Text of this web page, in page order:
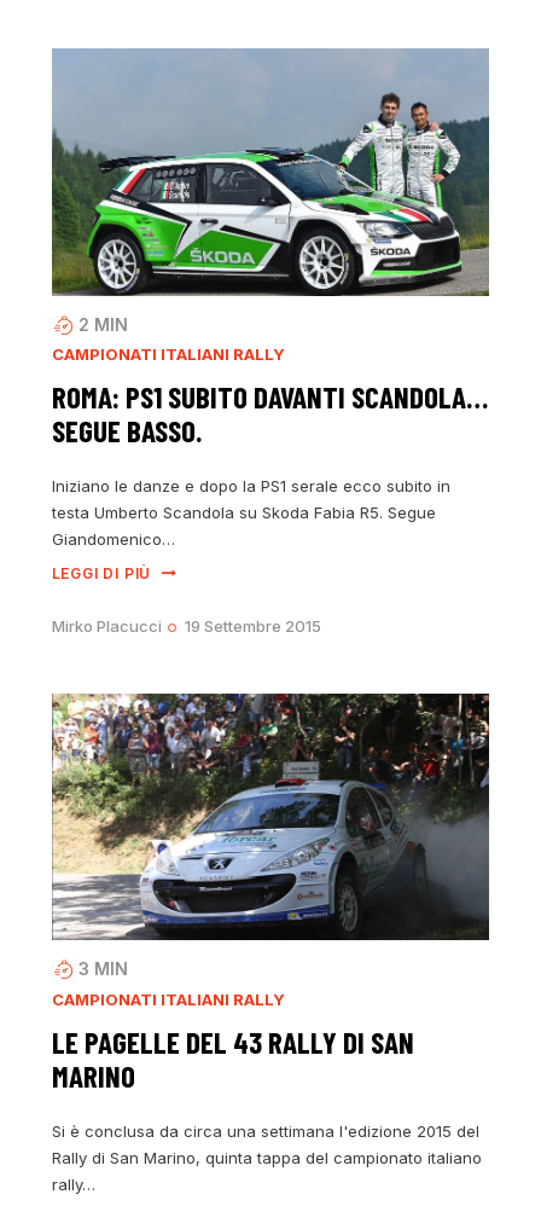
2 MIN
CAMPIONATI ITALIANI RALLY
ROMA: PS1 SUBITO DAVANTI SCANDOLA…
SEGUE BASSO.
Iniziano le danze e dopo la PS1 serale ecco subito in
testa Umberto Scandola su Skoda Fabia R5. Segue
Giandomenico…
LEGGI DI PIÙ
Mirko Placucci 19 Settembre 2015
3 MIN
CAMPIONATI ITALIANI RALLY
LE PAGELLE DEL 43 RALLY DI SAN
MARINO
Si è conclusa da circa una settimana l'edizione 2015 del
Rally di San Marino, quinta tappa del campionato italiano
rally…